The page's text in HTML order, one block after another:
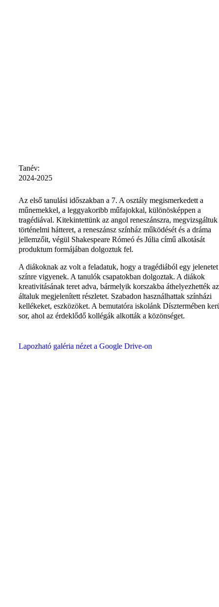
Tanév:
2024-2025
Az első tanulási időszakban a 7. A osztály megismerkedett a
műnemekkel, a leggyakoribb műfajokkal, különösképpen a
tragédiával. Kitekintettünk az angol reneszánszra, megvizsgáltuk
történelmi hátteret, a reneszánsz színház működését és a dráma
jellemzőit, végül Shakespeare Rómeó és Júlia című alkotását
produktum formájában dolgoztuk fel.
A diákoknak az volt a feladatuk, hogy a tragédiából egy jelenetet
színre vigyenek. A tanulók csapatokban dolgoztak. A diákok
kreativitásának teret adva, bármelyik korszakba áthelyezhették az
általuk megjelenített részletet. Szabadon használhattak színházi
kellékeket, eszközöket. A bemutatóra iskolánk Dísztermében
sor, ahol az érdeklődő kollégák alkották a közönséget.
Lapozható galéria nézet a Google Drive-on